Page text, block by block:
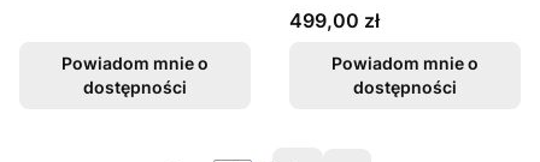
Powiadom mnie o
dostępności
Cena
499,00 zł
Powiadom mnie o
dostępności